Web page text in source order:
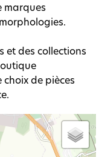
marques
et des collections
de pièces